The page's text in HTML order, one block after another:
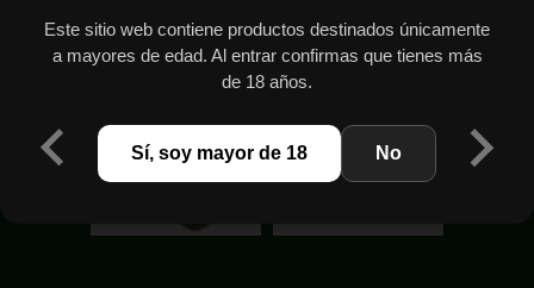
Este sitio web contiene productos destinados únicamente
a mayores de edad. Al entrar confirmas que tienes más
de 18 años.
Sí, soy mayor de 18 No